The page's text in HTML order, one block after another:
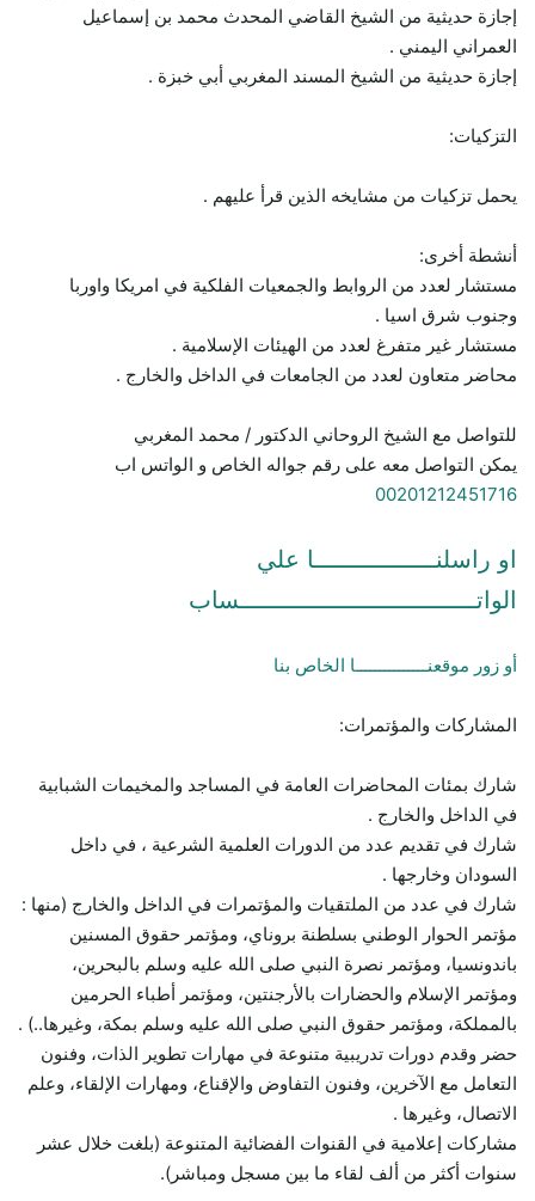
إجازة حديثية من الشيخ القاضي المحدث محمد بن إسماعيل
العمراني اليمني .
إجازة حديثية من الشيخ المسند المغربي أبي خبزة .
التزكيات:
يحمل تزكيات من مشايخه الذين قرأ عليهم .
أنشطة أخرى:
مستشار لعدد من الروابط والجمعيات الفلكية في امريكا واوربا
وجنوب شرق اسيا .
مستشار غير متفرغ لعدد من الهيئات الإسلامية .
محاضر متعاون لعدد من الجامعات في الداخل والخارج .
للتواصل مع الشيخ الروحاني الدكتور / محمد المغربي
يمكن التواصل معه على رقم جواله الخاص و الواتس اب
00201212451716
او راسلنـــــــــــــــــا علي
الواتـــــــــــــــــــــــــــــــــساب
أو زور موقعنـــــــــــــــا الخاص بنا
المشاركات والمؤتمرات:
شارك بمئات المحاضرات العامة في المساجد والمخيمات الشبابية
في الداخل والخارج .
شارك في تقديم عدد من الدورات العلمية الشرعية ، في داخل
السودان وخارجها .
شارك في عدد من الملتقيات والمؤتمرات في الداخل والخارج (منها :
مؤتمر الحوار الوطني بسلطنة بروناي، ومؤتمر حقوق المسنين
باندونسيا، ومؤتمر نصرة النبي صلى الله عليه وسلم بالبحرين،
ومؤتمر الإسلام والحضارات بالأرجنتين، ومؤتمر أطباء الحرمين
بالمملكة، ومؤتمر حقوق النبي صلى الله عليه وسلم بمكة، وغيرها..) .
حضر وقدم دورات تدريبية متنوعة في مهارات تطوير الذات، وفنون
التعامل مع الآخرين، وفنون التفاوض والإقناع، ومهارات الإلقاء، وعلم
الاتصال، وغيرها .
مشاركات إعلامية في القنوات الفضائية المتنوعة (بلغت خلال عشر
سنوات أكثر من ألف لقاء ما بين مسجل ومباشر).